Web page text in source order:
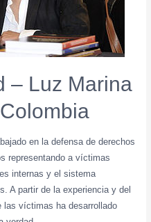
– Luz Marina
en la defensa de derechos
representando a víctimas
internas y el sistema
A partir de la experiencia y del
víctimas ha desarrollado